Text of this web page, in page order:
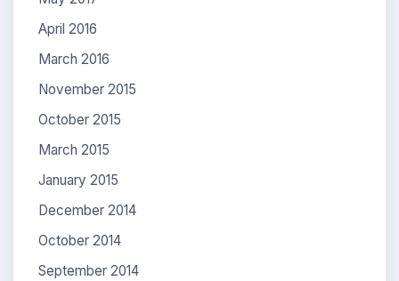
April 2016
March 2016
November 2015
October 2015
March 2015
January 2015
December 2014
October 2014
September 2014